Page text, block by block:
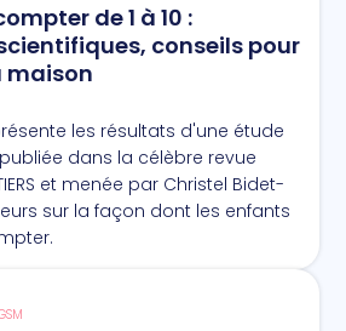
de 1 à 10 :
conseils pour
maison
les résultats d'une étude
dans la célèbre revue
et menée par Christel Bidet-
sur la façon dont les enfants